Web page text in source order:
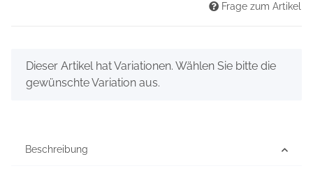
Frage zum Artikel
x
Dieser Artikel hat Variationen. Wählen Sie bitte die
gewünschte Variation aus.
Beschreibung